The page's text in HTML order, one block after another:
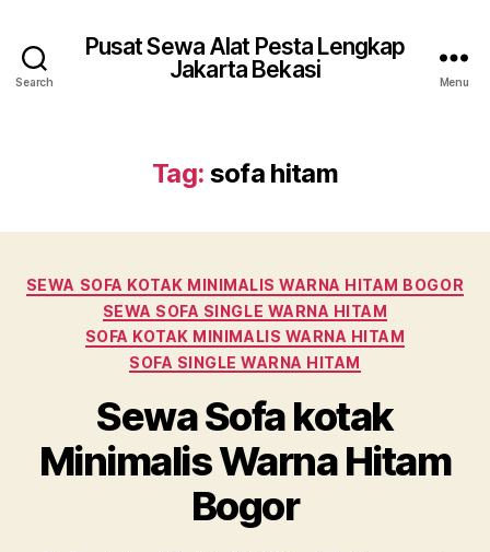
Search
Pusat Sewa Alat Pesta Lengkap
Jakarta Bekasi
Menu
Tag: sofa hitam
Categories
SEWA SOFA KOTAK MINIMALIS WARNA HITAM BOGOR
SEWA SOFA SINGLE WARNA HITAM
SOFA KOTAK MINIMALIS WARNA HITAM
SOFA SINGLE WARNA HITAM
Sewa Sofa kotak
Minimalis Warna Hitam
Bogor